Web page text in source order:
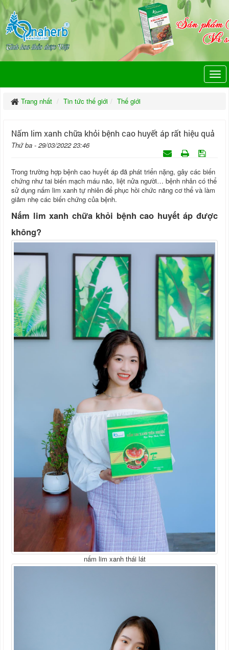
Trang nhất Tin tức thế giới Thế giới
Nấm lim xanh chữa khỏi bệnh cao huyết áp rất hiệu quả
Thứ ba - 29/03/2022 23:46
Trong trường hợp bệnh cao huyết áp đã phát triển nặng, gây các biến
chứng như tai biến mạch máu não, liệt nửa người… bệnh nhân có thể
sử dụng nấm lim xanh tự nhiên để phục hồi chức năng cơ thể và làm
giảm nhẹ các biến chứng của bệnh.
Nấm lim xanh chữa khỏi bệnh cao huyết áp được
không?
nấm lim xanh thái lát